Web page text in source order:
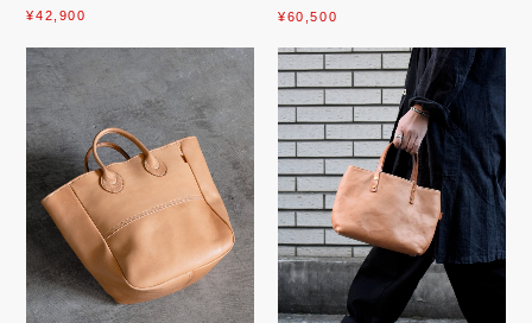
¥42,900 ¥60,500